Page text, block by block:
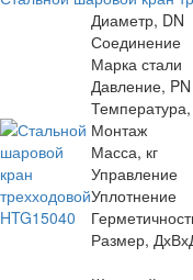
Диаметр, DN
Соединение
Марка стали
Давление, PN
Монтаж
Масса, кг
Управление
Уплотнение
Размер,